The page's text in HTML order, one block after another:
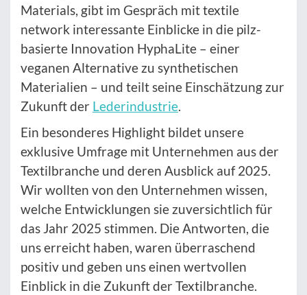
Materials, gibt im Gespräch mit textile
network interessante Einblicke in die pilz-
basierte Innovation HyphaLite – einer
veganen Alternative zu synthetischen
Materialien – und teilt seine Einschätzung zur
Zukunft der Lederindustrie.
Ein besonderes Highlight bildet unsere
exklusive Umfrage mit Unternehmen aus der
Textilbranche und deren Ausblick auf 2025.
Wir wollten von den Unternehmen wissen,
welche Entwicklungen sie zuversichtlich für
das Jahr 2025 stimmen. Die Antworten, die
uns erreicht haben, waren überraschend
positiv und geben uns einen wertvollen
Einblick in die Zukunft der Textilbranche.